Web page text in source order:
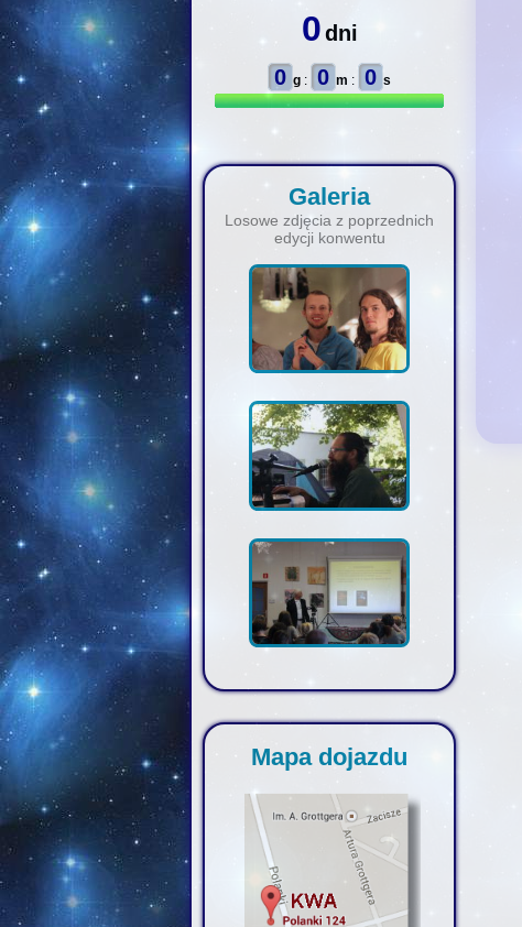
0dni
0 g : 0 m : 0 s
Galeria
Losowe zdjęcia z poprzednich
edycji konwentu
Mapa dojazdu